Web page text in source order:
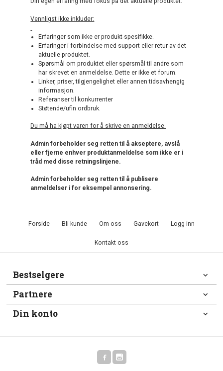
Vennligst ikke inkluder:
Erfaringer som ikke er produkt-spesifikke.
Erfaringer i forbindelse med support eller retur av det
aktuelle produktet.
Spørsmål om produktet eller spørsmål til andre som
har skrevet en anmeldelse. Dette er ikke et forum.
Linker, priser, tilgjengelighet eller annen tidsavhengig
informasjon.
Referanser til konkurrenter
Støtende/ufin ordbruk.
Du må ha kjøpt varen for å skrive en anmeldelse.
Admin forbeholder seg retten til å akseptere, avslå
eller fjerne enhver produktanmeldelse som ikke er i
tråd med disse retningslinjene.
Admin forbeholder seg retten til å publisere
anmeldelser i for eksempel annonsering.
Forside Bli kunde Om oss Gavekort Logg inn
Kontakt oss
Bestselgere
Partnere
Din konto